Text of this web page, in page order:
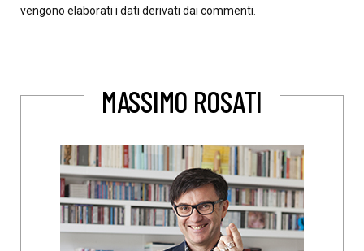
vengono elaborati i dati derivati dai commenti
MASSIMO ROSATI